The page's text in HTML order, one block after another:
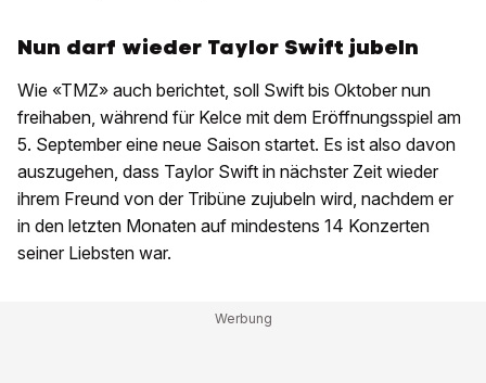
Nun darf wieder Taylor Swift jubeln
Wie «TMZ» auch berichtet, soll Swift bis Oktober nun
freihaben, während für Kelce mit dem Eröffnungsspiel am
5. September eine neue Saison startet. Es ist also davon
auszugehen, dass Taylor Swift in nächster Zeit wieder
ihrem Freund von der Tribüne zujubeln wird, nachdem er
in den letzten Monaten auf mindestens 14 Konzerten
seiner Liebsten war.